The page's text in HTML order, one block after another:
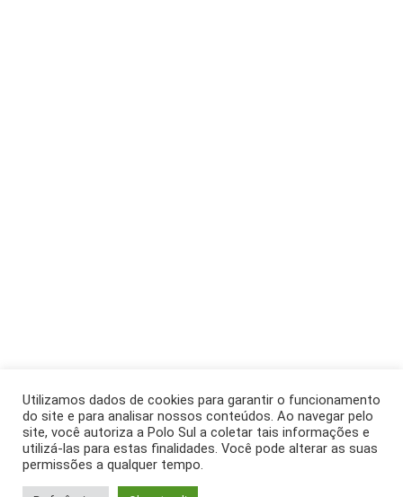
Utilizamos dados de cookies para garantir o funcionamento
do site e para analisar nossos conteúdos. Ao navegar pelo
site, você autoriza a Polo Sul a coletar tais informações e
utilizá-las para estas finalidades. Você pode alterar as suas
permissões a qualquer tempo.